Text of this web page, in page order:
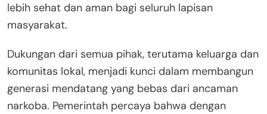
lebih sehat dan aman bagi seluruh lapisan
masyarakat.
Dukungan dari semua pihak, terutama keluarga dan
komunitas lokal, menjadi kunci dalam membangun
generasi mendatang yang bebas dari ancaman
narkoba. Pemerintah percaya bahwa dengan